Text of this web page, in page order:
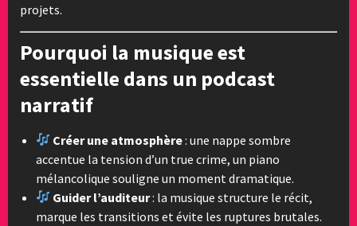
projets.
Pourquoi la musique est
essentielle dans un podcast
narratif
Créer une atmosphère: une nappe sombre
accentue la tension d’un true crime, un piano
mélancolique souligne un moment dramatique.
Guider l’auditeur: la musique structure le récit,
marque les transitions et évite les ruptures brutales.